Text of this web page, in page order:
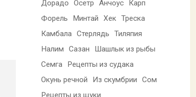
Дорадо
Осетр Анчоус
Карп
Форель
Минтай Хек Треска
Камбала Стерлядь
Тиляпия
Налим
Сазан
Шашлык из рыбы
Семга
Рецепты из судака
Окунь речной
Из скумбрии
Сом
Рецепты из щуки